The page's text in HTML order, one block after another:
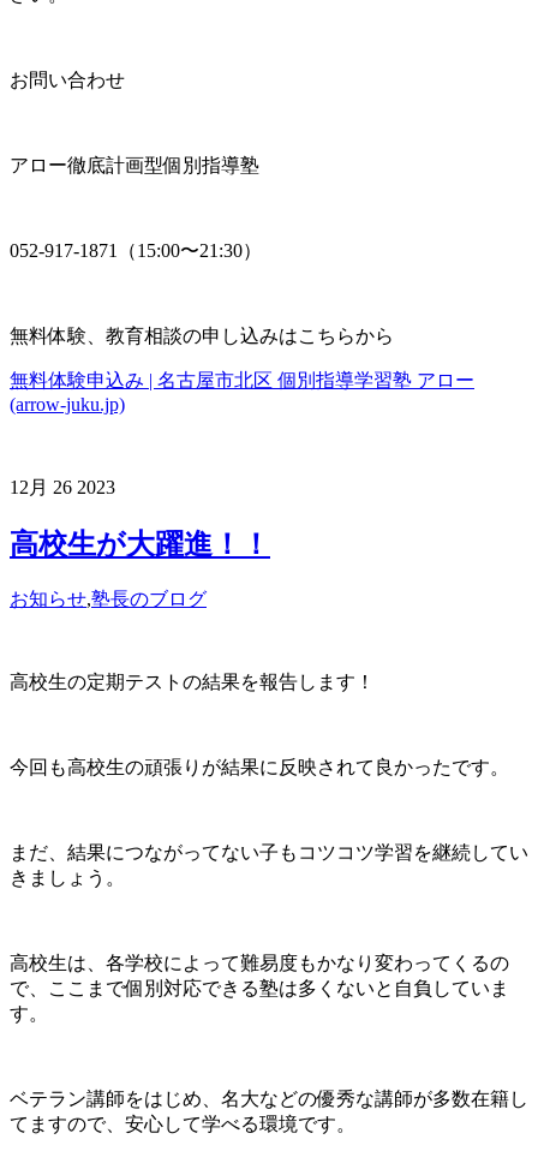
お問い合わせ
アロー徹底計画型個別指導塾
052-917-1871（15:00〜21:30）
無料体験、教育相談の申し込みはこちらから
無料体験申込み | 名古屋市北区 個別指導学習塾 アロー
(arrow-juku.jp)
12月 26 2023
高校生が大躍進！！
お知らせ,塾長のブログ
高校生の定期テストの結果を報告します！
今回も高校生の頑張りが結果に反映されて良かったです。
まだ、結果につながってない子もコツコツ学習を継続してい
きましょう。
高校生は、各学校によって難易度もかなり変わってくるの
で、ここまで個別対応できる塾は多くないと自負していま
す。
ベテラン講師をはじめ、名大などの優秀な講師が多数在籍し
てますので、安心して学べる環境です。